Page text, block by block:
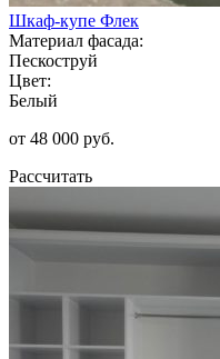
Шкаф-купе Флек
Материал фасада:
Пескоструй
Цвет:
Белый
от 48 000 руб.
Рассчитать